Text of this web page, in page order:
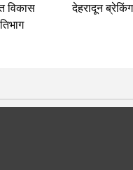
विकास
देहरादून